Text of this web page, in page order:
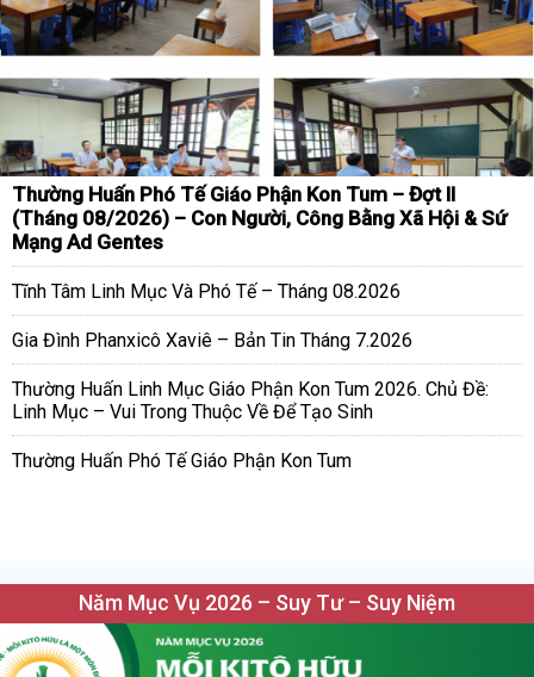
Thường Huấn Phó Tế Giáo Phận Kon Tum – Đợt II
(Tháng 08/2026) – Con Người, Công Bằng Xã Hội & Sứ
Mạng Ad Gentes
Tĩnh Tâm Linh Mục Và Phó Tế – Tháng 08.2026
Gia Đình Phanxicô Xaviê – Bản Tin Tháng 7.2026
Thường Huấn Linh Mục Giáo Phận Kon Tum 2026. Chủ Đề:
Linh Mục – Vui Trong Thuộc Về Để Tạo Sinh
Thường Huấn Phó Tế Giáo Phận Kon Tum
Năm Mục Vụ 2026 – Suy Tư – Suy Niệm